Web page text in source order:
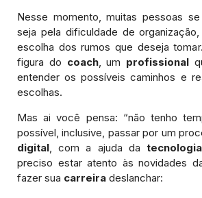
Nesse momento, muitas pessoas
seja pela dificuldade de
escolha dos rumos que deseja
figura do coach, um profissional
entender os possíveis caminhos e
escolhas.
Mas ai você pensa: “não tenho
possível, inclusive, passar por um
digital , com a ajuda datecnologia
preciso estar atento às novidades
fazer sua carreira deslanchar: